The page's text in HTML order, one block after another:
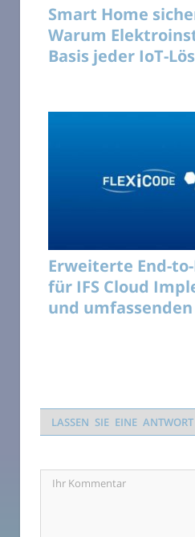
Smart Home
Warum
Basis jeder IoT-
Erweiterte End-to-
für IFS Cloud
und
LASSEN SIE EINE